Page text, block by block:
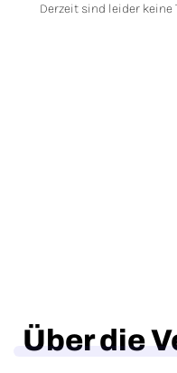
Derzeit sind leider keine
Über die